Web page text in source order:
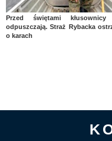
Przed świętami
odpuszczają. Straż Rybacka
o karach